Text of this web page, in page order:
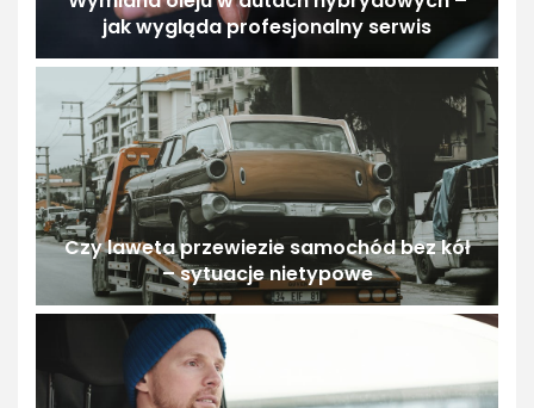
jak wygląda profesjonalny serwis
Czy laweta przewiezie samochód bez kół
– sytuacje nietypowe